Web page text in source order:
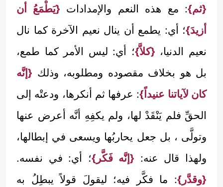
{ثم}: مع هذه النعم والإمدادات {يَطْمَعُ أن
أزيدَ}؛ أي: يطمع أن ينال نعيم الآخرة كما نال
نعيم الدنيا، {كلاَّ}؛ أي: ليس الأمر كما طمع،
بل هو بخلاف مقصوده ومطلوبه، وذلك {إنَّه
كان لآياتنا عنيداً}: عرفها ثم أنكرها، ودعتْه إلى
الحقِّ فلم يَنْقَدْ لها، ولم يكفِهِ أنَّه أعرض عنها
وتولَّى ، بل جعل يحاربُها ويسعى في إبطالها،
ولهذا قال عنه: {إنَّه فَكَّر}؛ أي: في نفسه.
{وقدَّر}: ما فكَّر فيه؛ ليقولَ قولاً يبطِلُ به